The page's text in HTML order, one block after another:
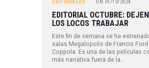
EDITORIALES ON 01/10/2024
EDITORIAL OCTUBRE:
LOS LOCOS TRABAJAR
Este fin de semana se ha
salas Megalopolis de Francis Ford
Coppola. Es una de las películas
más narrativa fuera de la…